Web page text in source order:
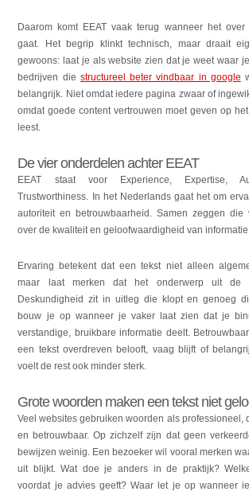
Daarom komt EEAT vaak terug wanneer het over
gaat. Het begrip klinkt technisch, maar draait
gewoons: laat je als website zien dat je weet waar
bedrijven die structureel beter vindbaar in google
belangrijk. Niet omdat iedere pagina zwaar of
omdat goede content vertrouwen moet geven op
leest.
De vier onderdelen achter EEAT
EEAT staat voor Experience, Expertise,
Trustworthiness. In het Nederlands gaat het om
autoriteit en betrouwbaarheid. Samen zeggen die
over de kwaliteit en geloofwaardigheid van
Ervaring betekent dat een tekst niet alleen
maar laat merken dat het onderwerp uit de
Deskundigheid zit in uitleg die klopt en genoeg
bouw je op wanneer je vaker laat zien dat je
verstandige, bruikbare informatie deelt.
een tekst overdreven belooft, vaag blijft of
voelt de rest ook minder sterk.
Grote woorden maken een tekst niet
Veel websites gebruiken woorden als professioneel,
en betrouwbaar. Op zichzelf zijn dat geen
bewijzen weinig. Een bezoeker wil vooral merken
uit blijkt. Wat doe je anders in de praktijk?
voordat je advies geeft? Waar let je op wanneer